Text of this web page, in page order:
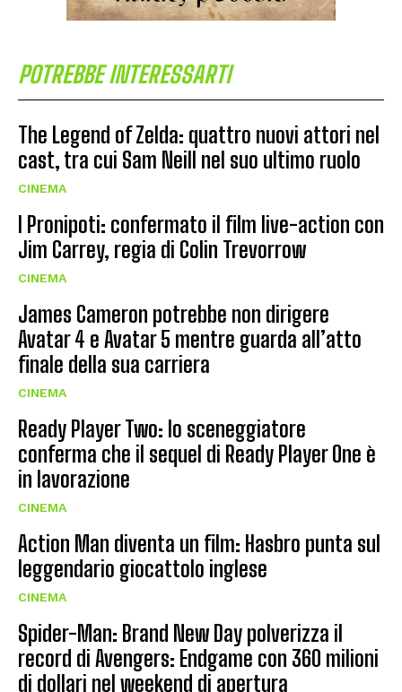
POTREBBE INTERESSARTI
The Legend of Zelda: quattro nuovi attori nel
cast, tra cui Sam Neill nel suo ultimo ruolo
CINEMA
I Pronipoti: confermato il film live-action con
Jim Carrey, regia di Colin Trevorrow
CINEMA
James Cameron potrebbe non dirigere
Avatar 4 e Avatar 5 mentre guarda all’atto
finale della sua carriera
CINEMA
Ready Player Two: lo sceneggiatore
conferma che il sequel di Ready Player One è
in lavorazione
CINEMA
Action Man diventa un film: Hasbro punta sul
leggendario giocattolo inglese
CINEMA
Spider-Man: Brand New Day polverizza il
record di Avengers: Endgame con 360 milioni
di dollari nel weekend di apertura